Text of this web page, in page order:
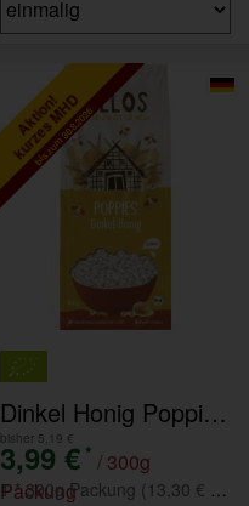
Aktion!
kurzes MHD
bis zum 30.8.2026
Dinkel Honig Poppies - solange Vorrat reicht
bisher 5,19 €
3,99 € * / 300g
Packung